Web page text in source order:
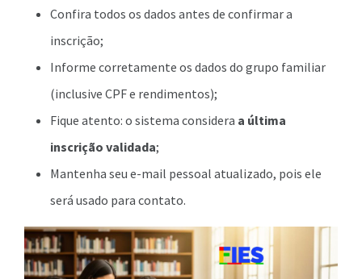
Confira todos os dados antes de confirmar a
inscrição;
Informe corretamente os dados do grupo familiar
(inclusive CPF e rendimentos);
Fique atento: o sistema considera a última
inscrição validada;
Mantenha seu e-mail pessoal atualizado, pois ele
será usado para contato.